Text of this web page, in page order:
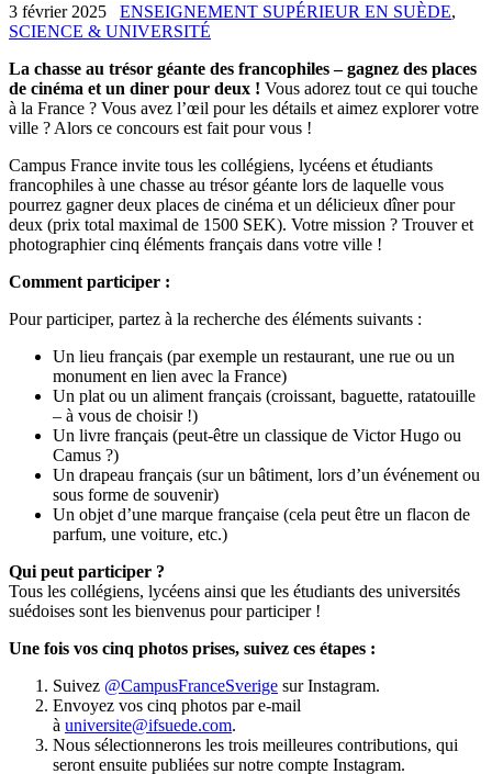
3 février 2025 ENSEIGNEMENT SUPÉRIEUR EN SUÈDE,
SCIENCE & UNIVERSITÉ
La chasse au trésor géante des francophiles – gagnez des places
de cinéma et un diner pour deux ! Vous adorez tout ce qui touche
à la France ? Vous avez l’œil pour les détails et aimez explorer votre
ville ? Alors ce concours est fait pour vous !
Campus France invite tous les collégiens, lycéens et étudiants
francophiles à une chasse au trésor géante lors de laquelle vous
pourrez gagner deux places de cinéma et un délicieux dîner pour
deux (prix total maximal de 1500 SEK). Votre mission ? Trouver et
photographier cinq éléments français dans votre ville !
Comment participer :
Pour participer, partez à la recherche des éléments suivants :
Un lieu français (par exemple un restaurant, une rue ou un
monument en lien avec la France)
Un plat ou un aliment français (croissant, baguette, ratatouille
– à vous de choisir !)
Un livre français (peut-être un classique de Victor Hugo ou
Camus ?)
Un drapeau français (sur un bâtiment, lors d’un événement ou
sous forme de souvenir)
Un objet d’une marque française (cela peut être un flacon de
parfum, une voiture, etc.)
Qui peut participer ?
Tous les collégiens, lycéens ainsi que les étudiants des universités
suédoises sont les bienvenus pour participer !
Une fois vos cinq photos prises, suivez ces étapes :
Suivez @CampusFranceSverige sur Instagram.
Envoyez vos cinq photos par e-mail
à universite@ifsuede.com.
Nous sélectionnerons les trois meilleures contributions, qui
seront ensuite publiées sur notre compte Instagram.